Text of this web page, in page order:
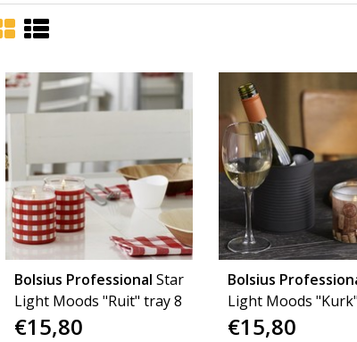
Bolsius Professional Star
Light Moods "Ruit" tray 8
€15,80
Bolsius
Light Moods
8
€15,80